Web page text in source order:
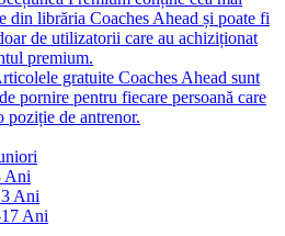
din librăria Coaches Ahead și poate fi
de utilizatorii care au achiziționat
premium.
gratuite Coaches Ahead sunt
pornire pentru fiecare persoană care
poziție de antrenor.
Ani
Ani
Ani